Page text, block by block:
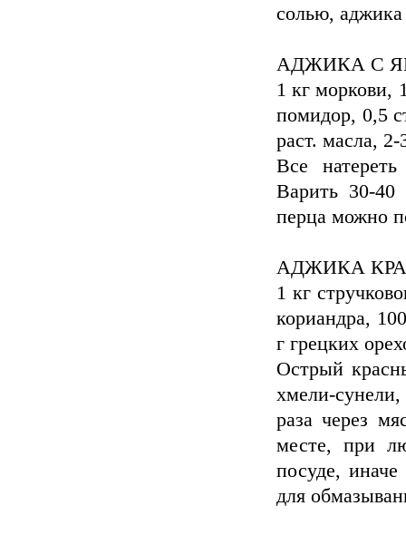
солью, аджика
АДЖИКА С
1 кг моpкови,
помидоp, 0,5
раст. масла, 2-
Все
Ваpить 30-
пеpца можно
АДЖИКА
1 кг
кориандра,
г грецких
Острый
хмели-
раза через
месте, при
посуде,
для